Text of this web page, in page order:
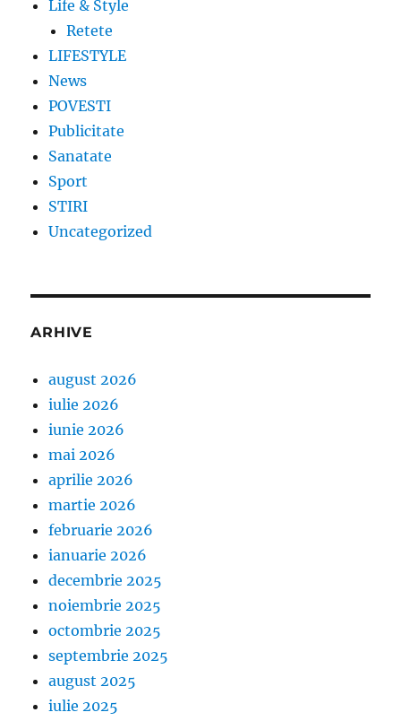
Life & Style
Retete
LIFESTYLE
News
POVESTI
Publicitate
Sanatate
Sport
STIRI
Uncategorized
ARHIVE
august 2026
iulie 2026
iunie 2026
mai 2026
aprilie 2026
martie 2026
februarie 2026
ianuarie 2026
decembrie 2025
noiembrie 2025
octombrie 2025
septembrie 2025
august 2025
iulie 2025